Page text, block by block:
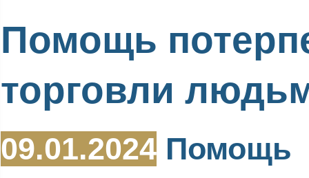
Помощь
торговли
09.01.2024 Помощь